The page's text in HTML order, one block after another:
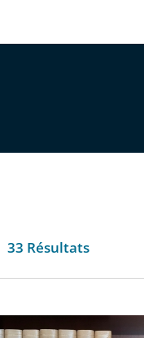
33 Résultats